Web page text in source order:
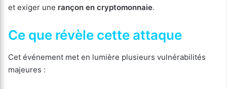
et exiger une rançon en cryptomonnaie.
Ce que révèle cette attaque
Cet événement met en lumière plusieurs vulnérabilités
majeures :